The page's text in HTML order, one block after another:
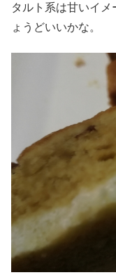
タルト系は甘いイ
ょうどいいかな。